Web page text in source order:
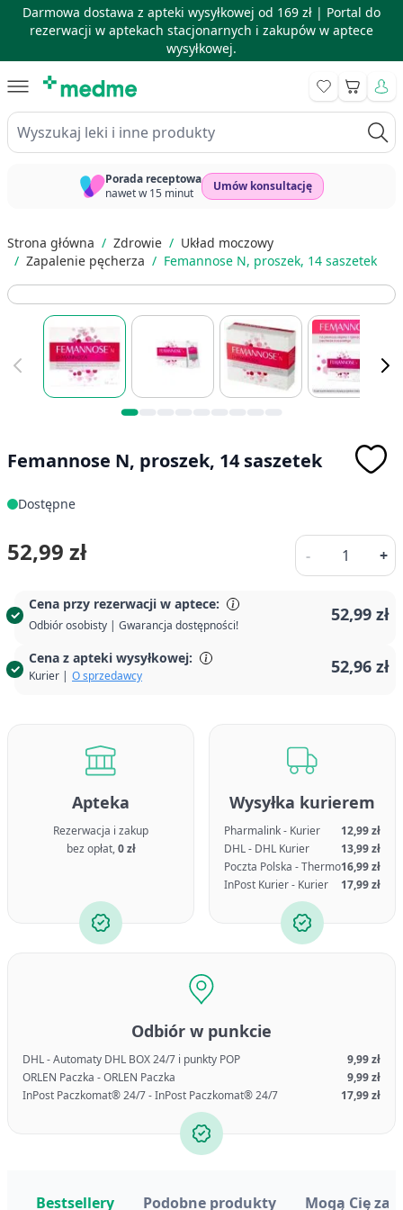
Darmowa dostawa z apteki wysyłkowej od 169 zł | Portal do
rezerwacji w aptekach stacjonarnych i zakupów w aptece
wysyłkowej.
Wyszukaj leki i inne produkty
Koszyk
Porada receptowa
nawet w 15 minut
Umów konsultację
Strona główna / Zdrowie / Układ moczowy
/ Zapalenie pęcherza / Femannose N, proszek, 14 saszetek
Femannose N, proszek, 14 saszetek
Dostępne
Cena przy rezerwacji w aptece:
Odbiór osobisty | Gwarancja dostępności!
52,99 zł
Cena z apteki wysyłkowej:
Kurier | O sprzedawcy 52,96 zł
52,99 zł -
Ilość
+
Apteka
Rezerwacja i zakup
bez opłat,0 zł
Wysyłka kurierem
Pharmalink - Kurier
12,99 zł
DHL - DHL Kurier
13,99 zł
Poczta Polska - Thermo16,99 zł
InPost Kurier - Kurier
17,99 zł
Odbiór w punkcie
DHL - Automaty DHL BOX 24/7 i punkty POP
9,99 zł
ORLEN Paczka - ORLEN Paczka
9,99 zł
InPost Paczkomat® 24/7 - InPost Paczkomat® 24/7
17,99 zł
Bestsellery Podobne produkty Mogą Cię